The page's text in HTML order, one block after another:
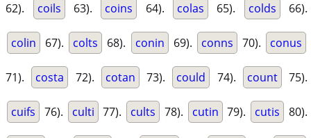
62). coils 63). coins 64). colas 65). colds 66).
colin 67). colts 68). conin 69). conns 70). conus
71). costa 72). cotan 73). could 74). count 75).
cuifs 76). culti 77). cults 78). cutin 79). cutis 80).